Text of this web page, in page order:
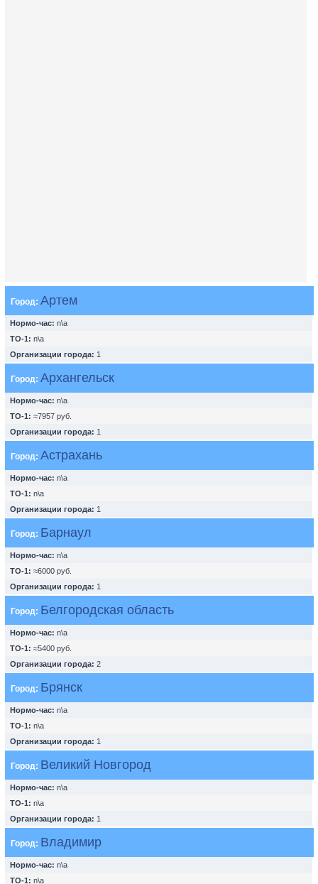
Город: Артем
Нормо-час: n\a
ТО-1: n\a
Организации города: 1
Город: Архангельск
Нормо-час: n\a
ТО-1: ≈7957 руб.
Организации города: 1
Город: Астрахань
Нормо-час: n\a
ТО-1: n\a
Организации города: 1
Город: Барнаул
Нормо-час: n\a
ТО-1: ≈6000 руб.
Организации города: 1
Город: Белгородская область
Нормо-час: n\a
ТО-1: ≈5400 руб.
Организации города: 2
Город: Брянск
Нормо-час: n\a
ТО-1: n\a
Организации города: 1
Город: Великий Новгород
Нормо-час: n\a
ТО-1: n\a
Организации города: 1
Город: Владимир
Нормо-час: n\a
ТО-1: n\a